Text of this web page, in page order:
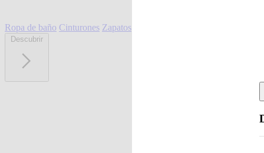
Ropa de baño Cinturones Zapatos
Descubrir